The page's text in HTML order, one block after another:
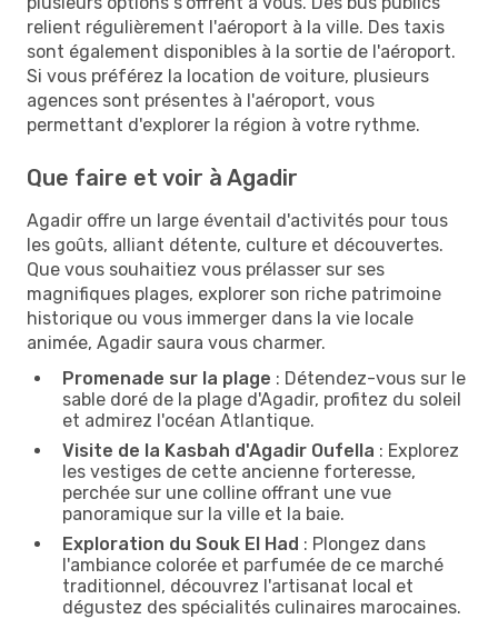
relient régulièrement l'aéroport à la ville. Des taxis
sont également disponibles à la sortie de l'aéroport.
Si vous préférez la location de voiture, plusieurs
agences sont présentes à l'aéroport, vous
permettant d'explorer la région à votre rythme.
Que faire et voir à Agadir
Agadir offre un large éventail d'activités pour tous
les goûts, alliant détente, culture et découvertes.
Que vous souhaitiez vous prélasser sur ses
magnifiques plages, explorer son riche patrimoine
historique ou vous immerger dans la vie locale
animée, Agadir saura vous charmer.
Promenade sur la plage : Détendez-vous sur le
sable doré de la plage d'Agadir, profitez du soleil
et admirez l'océan Atlantique.
Visite de la Kasbah d'Agadir Oufella : Explorez
les vestiges de cette ancienne forteresse,
perchée sur une colline offrant une vue
panoramique sur la ville et la baie.
Exploration du Souk El Had : Plongez dans
l'ambiance colorée et parfumée de ce marché
traditionnel, découvrez l'artisanat local et
dégustez des spécialités culinaires marocaines.